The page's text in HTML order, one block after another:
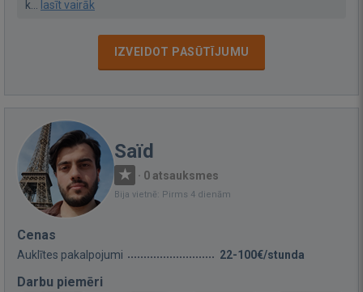
k... lasīt vairāk
IZVEIDOT PASŪTĪJUMU
Saïd
· 0 atsauksmes
Bija vietnē: Pirms 4 dienām
Cenas
Auklītes pakalpojumi 22-100€/stunda
Darbu piemēri